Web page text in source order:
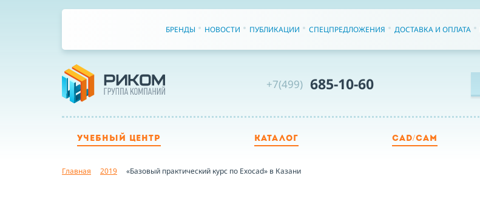
БРЕНДЫ НОВОСТИ ПУБЛИКАЦИИ СПЕЦПРЕДЛОЖЕНИЯ ДОСТАВКА И ОПЛАТА
+7(499) 685-10-60
УЧЕБНЫЙ ЦЕНТР КАТАЛОГ CAD/CAM
Главная 2019 «Базовый практический курс по Exocad» в Казани